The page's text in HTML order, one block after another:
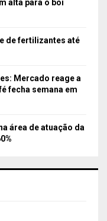
alta para o boi
de fertilizantes até
Mercado reage a
fecha semana em
área de atuação da